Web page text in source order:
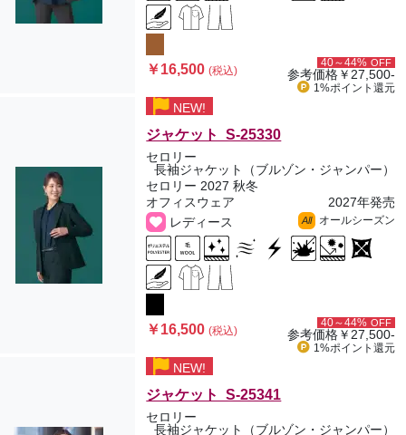
￥16,500(税込)
40～44% OFF
参考価格￥27,500-
1%ポイント 還元
NEW!
ジャケット S-25330
セロリー
長袖ジャケット（ブルゾン・ジャンパー）
セロリー 2027 秋冬
オフィスウェア
2027年発売
レディース
All オールシーズン
￥16,500(税込)
40～44% OFF
参考価格￥27,500-
1%ポイント 還元
NEW!
ジャケット S-25341
セロリー
長袖ジャケット（ブルゾン・ジャンパー）